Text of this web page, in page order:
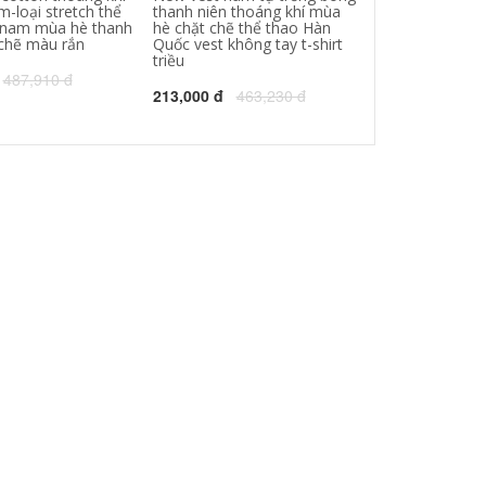
loại stretch thể
mùa hè thanh
màu rắn
487,910 đ
thanh niên thoáng khí mùa
hè chặt chẽ thể thao Hàn
Quốc vest không tay t-shirt
triều
213,000 đ 463,230 đ